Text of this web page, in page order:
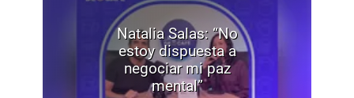
Natalia Salas: “No
estoy dispuesta a
negociar mi paz
mental”